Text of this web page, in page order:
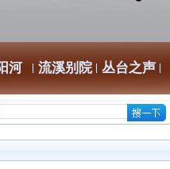
河 流溪别院 丛台之声